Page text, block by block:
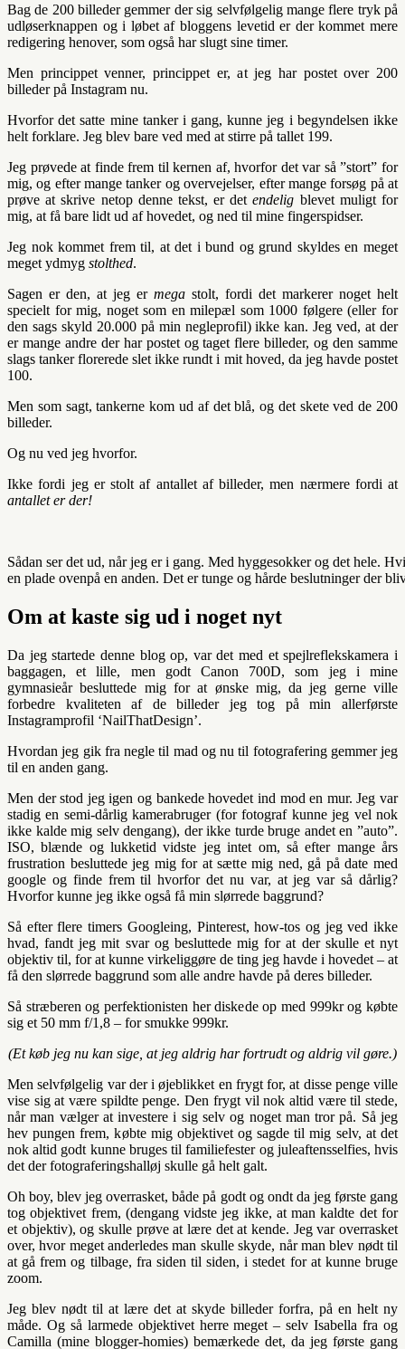
Bag de 200 billeder gemmer der sig selvfølgelig mange flere tryk på
udløserknappen og i løbet af bloggens levetid er der kommet mere
redigering henover, som også har slugt sine timer.
Men princippet venner, princippet er, at jeg har postet over 200
billeder på Instagram nu.
Hvorfor det satte mine tanker i gang, kunne jeg i begyndelsen ikke
helt forklare. Jeg blev bare ved med at stirre på tallet 199.
Jeg prøvede at finde frem til kernen af, hvorfor det var så ”stort” for
mig, og efter mange tanker og overvejelser, efter mange forsøg på at
prøve at skrive netop denne tekst, er detendelig blevet muligt for
mig, at få bare lidt ud af hovedet, og ned til mine fingerspidser.
Jeg nok kommet frem til, at det i bund og grund skyldes en meget
meget ydmyg stolthed.
Sagen er den, at jeg er mega stolt, fordi det markerer noget helt
specielt for mig, noget som en milepæl som 1000 følgere (eller for
den sags skyld 20.000 på min negleprofil) ikke kan. Jeg ved, at der
er mange andre der har postet og taget flere billeder, og den samme
slags tanker florerede slet ikke rundt i mit hoved, da jeg havde postet
100.
Men som sagt, tankerne kom ud af det blå, og det skete ved de 200
billeder.
Og nu ved jeg hvorfor.
Ikke fordi jeg er stolt af antallet af billeder, men nærmere fordi at
antallet er der!
Sådan ser det ud, når jeg er i gang. Med hyggesokker og det hele.
en plade ovenpå en anden. Det er tunge og hårde beslutninger der
Om at kaste sig ud i noget nyt
Da jeg startede denne blog op, var det med et spejlreflekskamera i
baggagen, et lille, men godt Canon 700D, som jeg i mine
gymnasieår besluttede mig for at ønske mig, da jeg gerne ville
forbedre kvaliteten af de billeder jeg tog på min allerførste
Instagramprofil ‘NailThatDesign’.
Hvordan jeg gik fra negle til mad og nu til fotografering gemmer jeg
til en anden gang.
Men der stod jeg igen og bankede hovedet ind mod en mur. Jeg var
stadig en semi-dårlig kamerabruger (for fotograf kunne jeg vel nok
ikke kalde mig selv dengang), der ikke turde bruge andet en ”auto”.
ISO, blænde og lukketid vidste jeg intet om, så efter mange års
frustration besluttede jeg mig for at sætte mig ned, gå på date med
google og finde frem til hvorfor det nu var, at jeg var så dårlig?
Hvorfor kunne jeg ikke også få min slørrede baggrund?
Så efter flere timers Googleing, Pinterest, how-tos og jeg ved ikke
hvad, fandt jeg mit svar og besluttede mig for at der skulle et nyt
objektiv til, for at kunne virkeliggøre de ting jeg havde i hovedet – at
få den slørrede baggrund som alle andre havde på deres billeder.
Så stræberen og perfektionisten her diskede op med 999kr og købte
sig et 50 mm f/1,8 – for smukke 999kr.
(Et køb jeg nu kan sige, at jeg aldrig har fortrudt og aldrig vil gøre.)
Men selvfølgelig var der i øjeblikket en frygt for, at disse penge ville
vise sig at være spildte penge. Den frygt vil nok altid være til stede,
når man vælger at investere i sig selv og noget man tror på. Så jeg
hev pungen frem, købte mig objektivet og sagde til mig selv, at det
nok altid godt kunne bruges til familiefester og juleaftensselfies, hvis
det der fotograferingshalløj skulle gå helt galt.
Oh boy, blev jeg overrasket, både på godt og ondt da jeg første gang
tog objektivet frem, (dengang vidste jeg ikke, at man kaldte det for
et objektiv), og skulle prøve at lære det at kende. Jeg var overrasket
over, hvor meget anderledes man skulle skyde, når man blev nødt til
at gå frem og tilbage, fra siden til siden, i stedet for at kunne bruge
zoom.
Jeg blev nødt til at lære det at skyde billeder forfra, på en helt ny
måde. Og så larmede objektivet herre meget – selv Isabella fra og
Camilla (mine blogger-homies) bemærkede det, da jeg første gang